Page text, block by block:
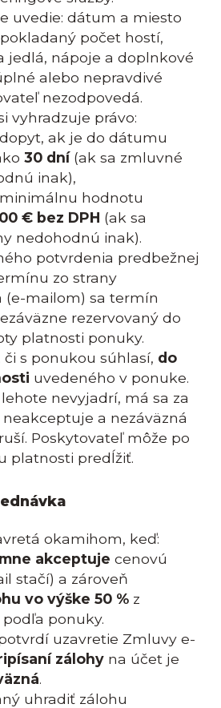
uvedie: dátum a miesto
počet hostí,
jedlá, nápoje a doplnkové
alebo nepravdivé
nezodpovedá.
vyhradzuje právo:
ak je do dátumu
30 dní(ak sa zmluvné
inak),
hodnotu
€ bez DPH (ak sa
nedohodnú inak).
potvrdenia predbežnej
zo strany
(e-mailom) sa termín
rezervovaný do
platnosti ponuky.
s ponukou súhlasí, do
uvedeného v ponuke.
nevyjadrí, má sa za
a nezáväzná
Poskytovateľ môže po
platnosti predĺžiť.
okamihom, keď:
akceptuje cenovú
stačí) a zároveň
vo výške 50 %z
ponuky.
uzavretie Zmluvy e-
zálohyna účet je
.
uhradiť zálohu